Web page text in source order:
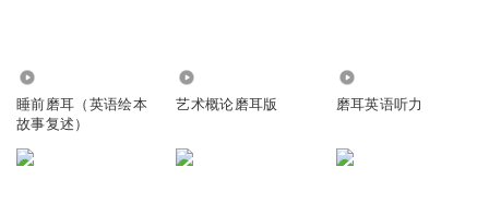
睡前磨耳（英语绘本
故事复述）
艺术概论磨耳版 磨耳英语听力